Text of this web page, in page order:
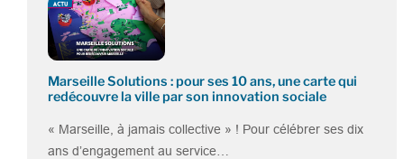
Marseille Solutions : pour ses 10 ans, une carte qui
redécouvre la ville par son innovation sociale
« Marseille, à jamais collective » ! Pour célébrer ses dix
ans d’engagement au service…